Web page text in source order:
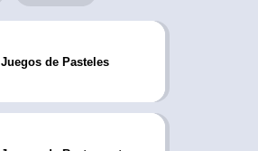
Juegos de Pasteles